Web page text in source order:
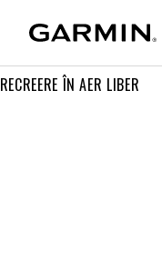
RECREERE ÎN AER LIBER